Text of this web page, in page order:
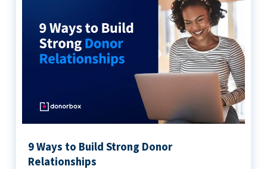
9 Ways to Build Strong Donor
Relationships